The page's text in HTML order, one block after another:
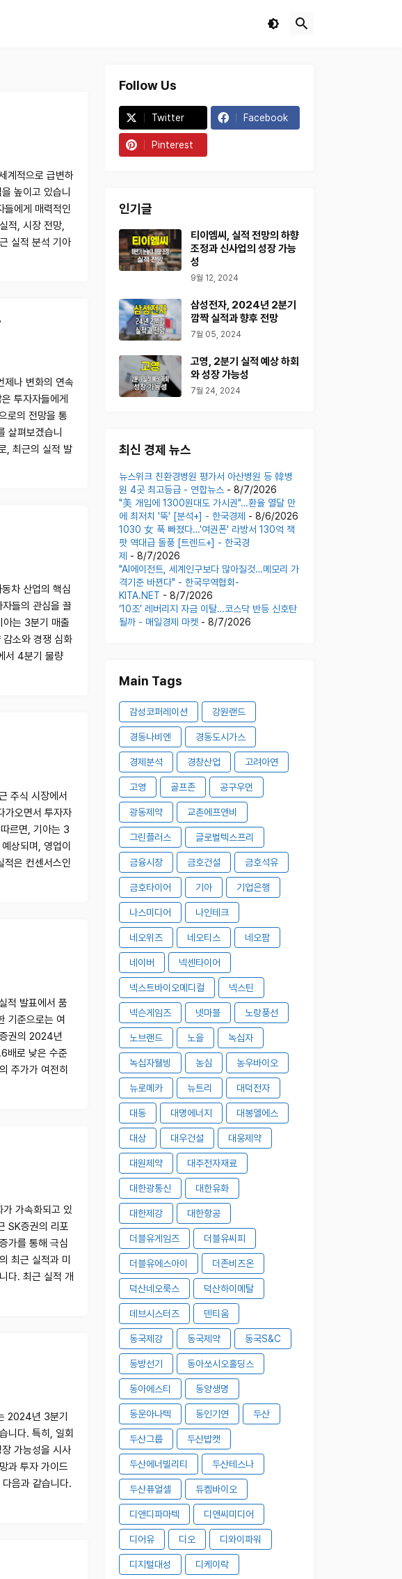
계적으로 급변하
높이고 있습니
에게 매력적인
적, 시장 전망,
실적 분석 기아
제나 변화의 연속
투자자들에게
로의 전망을 통
살펴보겠습니
, 최근의 실적 발
차 산업의 핵심
들의 관심을 끌
는 3분기 매출
소와 경쟁 심화
서 4분기 물량
주식 시장에서
가오면서 투자자
르면, 기아는 3
상되며, 영업이
은 컨센서스인
적 발표에서 품
기준으로는 여
권의 2024년
배로 낮은 수준
주가가 여전히
가속화되고 있
SK증권의 리포
가를 통해 극심
최근 실적과 미
다. 최근 실적 개
2024년 3분기
니다. 특히, 일회
가능성을 시사
과 투자 가이드
음과 같습니다.
Follow Us
Twitter Facebook
Pinterest
인기글
티이엠씨, 실적 전망의 하향
조정과 신사업의 성장 가능
성
9월 12, 2024
삼성전자, 2024년 2분기
깜짝 실적과 향후 전망
7월 05, 2024
고영, 2분기 실적 예상 하회
와 성장 가능성
7월 24, 2024
최신 경제 뉴스
뉴스위크 친환경병원 평가서 아산병원 등 韓병
원 4곳 최고등급 - 연합뉴스- 8/7/2026
"美 개입에 1300원대도 가시권"…환율 열달 만
에 최저치 '뚝' [분석+] - 한국경제 - 8/6/2026
1030 女 푹 빠졌다…'여권폰' 라방서 130억 잭
팟 역대급 돌풍 [트렌드+] - 한국경
제 - 8/7/2026
"AI에이전트, 세계인구보다 많아질것…메모리 가
격기준 바뀐다" - 한국무역협회-
KITA.NET - 8/7/2026
‘10조’ 레버리지 자금 이탈…코스닥 반등 신호탄
될까 - 매일경제 마켓- 8/7/2026
Main Tags
감성코퍼레이션 강원랜드
경동나비엔 경동도시가스
경제분석 경창산업 고려아연
고영 골프존 공구우먼
광동제약 교촌에프앤비
그린플러스 글로벌텍스프리
금융시장 금호건설 금호석유
금호타이어 기아 기업은행
나스미디어 나인테크
네오위즈 네오티스 네오팜
네이버 넥센타이어
넥스트바이오메디컬 넥스틴
넥슨게임즈 넷마블 노랑풍선
노브랜드 노을 녹십자
녹십자웰빙 농심 농우바이오
뉴로메카 뉴트리 대덕전자
대동 대명에너지 대봉엘에스
대상 대우건설 대웅제약
대원제약 대주전자재료
대한광통신 대한유화
대한제강 대한항공
더블유게임즈 더블유씨피
더블유에스아이 더존비즈온
덕산네오룩스 덕산하이메탈
데브시스터즈 덴티움
동국제강 동국제약 동국S&C
동방선기 동아쏘시오홀딩스
동아에스티 동양생명
동운아나텍 동인기연 두산
두산그룹 두산밥캣
두산에너빌리티 두산테스나
두산퓨얼셀 듀켐바이오
디앤디파마텍 디앤씨미디어
디어유 디오 디와이파워
디지털대성 디케이락